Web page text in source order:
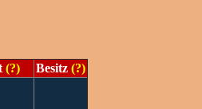
(?) Besitz (?)